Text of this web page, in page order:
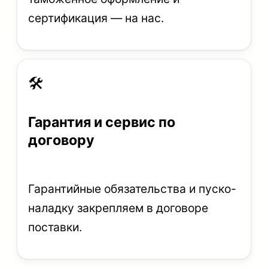
сертификация — на нас.
🛠
Гарантия и сервис по
договору
Гарантийные обязательства и пуско-
наладку закрепляем в договоре
поставки.